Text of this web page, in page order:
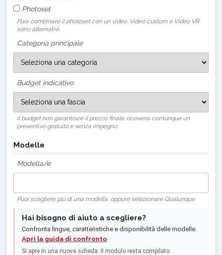
Photoset
Puoi combinare il photoset con un video. Video custom e Video VR
sono alternativi.
Categoria principale
Budget indicativo
Il budget non garantisce il prezzo finale: riceverai comunque un
preventivo gratuito e senza impegno.
Modelle
Modella/e
Puoi scegliere più di una modella, oppure selezionare Qualunque.
Hai bisogno di aiuto a scegliere?
Confronta lingue, caratteristiche e disponibilità delle modelle.
Apri la guida di confronto
Si apre in una nuova scheda: il modulo resta compilato.